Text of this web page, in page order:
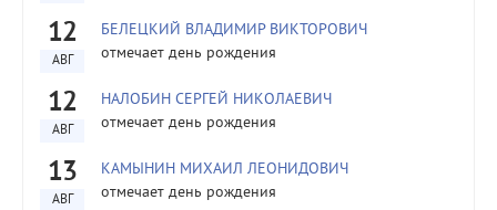
12
АВГ
БЕЛЕЦКИЙ ВЛАДИМИР ВИКТОРОВИЧ
отмечает день рождения
12
АВГ
НАЛОБИН СЕРГЕЙ НИКОЛАЕВИЧ
отмечает день рождения
13
АВГ
КАМЫНИН МИХАИЛ ЛЕОНИДОВИЧ
отмечает день рождения